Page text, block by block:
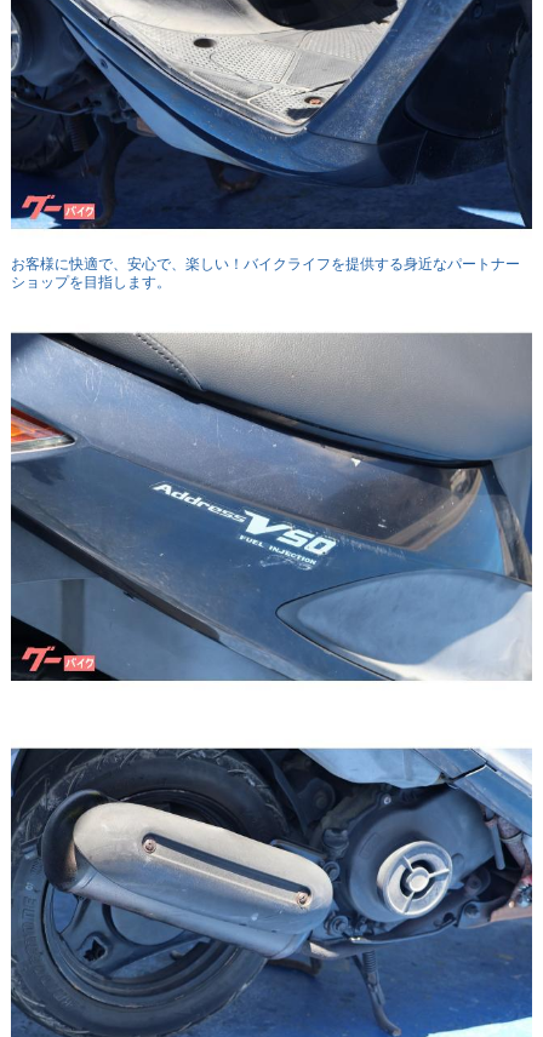
お客様に快適で、安心で、楽しい！バイクライフを提供する身近なパートナー
ショップを目指します。